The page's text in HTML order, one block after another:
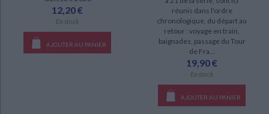
12,20 €
En stock
AJOUTER AU PANIER
réunis dans l'ordre
chronologique, du départ au
retour : voyage en train,
baignades, passage du Tour
de Fra...
19,90 €
En stock
AJOUTER AU PANIER